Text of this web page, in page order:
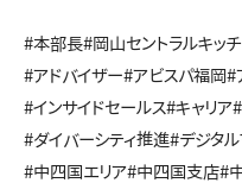
#本部長#岡山セントラルキッ
#アドバイザー#アビスパ福岡#
#インサイドセールス#キャリア
#ダイバーシティ推進#デジタ
#中四国エリア#中四国支店#